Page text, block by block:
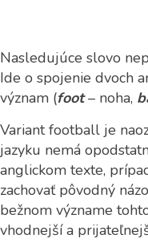
Nasledujúce slovo
Ide o spojenie dvoch
význam (foot – noha,
Variant football je
jazyku nemá
anglickom texte,
zachovať pôvodný
bežnom význame
vhodnejší a